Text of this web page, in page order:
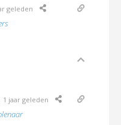
geleden
1 jaar geleden